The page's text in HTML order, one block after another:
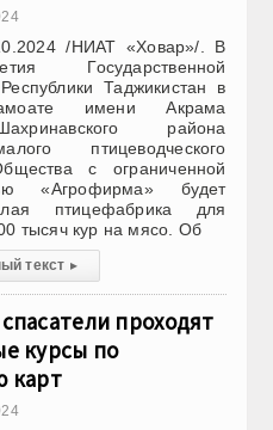
/НИАТ «Ховар»/. В
Государственной
Таджикистан в
имени Акрама
района
птицеводческого
с ограниченной
«Агрофирма» будет
птицефабрика для
тысяч кур на мясо. Об
текст ▸
проходят
курсы по
карт